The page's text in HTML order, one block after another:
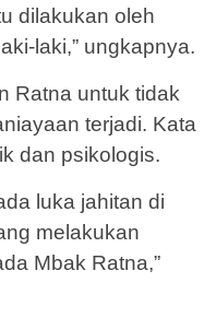
dilakukan oleh
laki,” ungkapnya.
Ratna untuk tidak
terjadi. Kata
dan psikologis.
luka jahitan di
melakukan
Mbak Ratna,”